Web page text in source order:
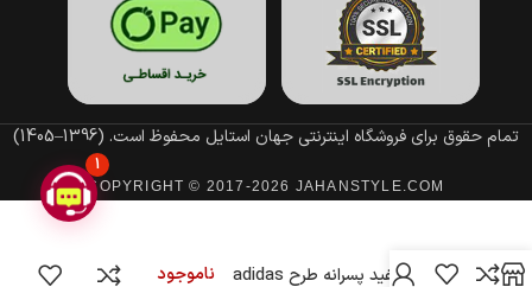
تمام حقوق برای فروشگاه اینترنتی جهان استایل محفوظ است. (1396–1405)
COPYRIGHT © 2017-2026 JAHANSTYLE.COM
تیشرت سفید پسرانه طرح adidas ناموجود
1